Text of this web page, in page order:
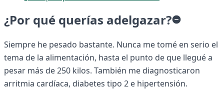
¿Por qué querías adelgazar?
Siempre he pesado bastante. Nunca me tomé en serio el
tema de la alimentación, hasta el punto de que llegué a
pesar más de 250 kilos. También me diagnosticaron
arritmia cardíaca, diabetes tipo 2 e hipertensión.